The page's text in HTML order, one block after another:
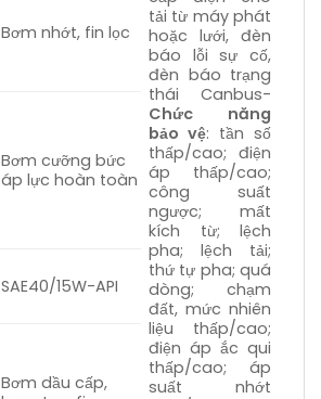
tải từ máy phát
hoặc lưới, đèn
báo lỗi sự cố,
đèn báo trạng
thái Canbus-
Chức năng
bảo vệ: tần số
thấp/cao; điện
áp thấp/cao;
công suất
ngược; mất
kích từ; lệch
pha; lệch tải;
thứ tự pha; quá
dòng; chạm
đất, mức nhiên
liệu thấp/cao;
điện áp ắc qui
thấp/cao; áp
suất nhớt
Bơm nhớt, fin lọc
Bơm cưỡng bức
áp lực hoàn toàn
SAE40/15W-API
Bơm dầu cấp,